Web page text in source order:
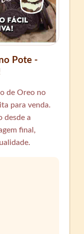
Pote -
de Oreo no
para venda.
desde a
final,